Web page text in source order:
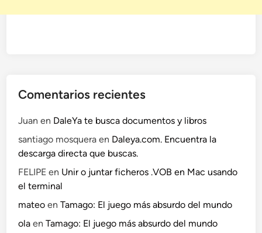
Comentarios recientes
Juan en DaleYa te busca documentos y libros
santiago mosquera en Daleya.com. Encuentra la
descarga directa que buscas.
FELIPE en Unir o juntar ficheros .VOB en Mac usando
el terminal
mateo enTamago: El juego más absurdo del mundo
ola enTamago: El juego más absurdo del mundo